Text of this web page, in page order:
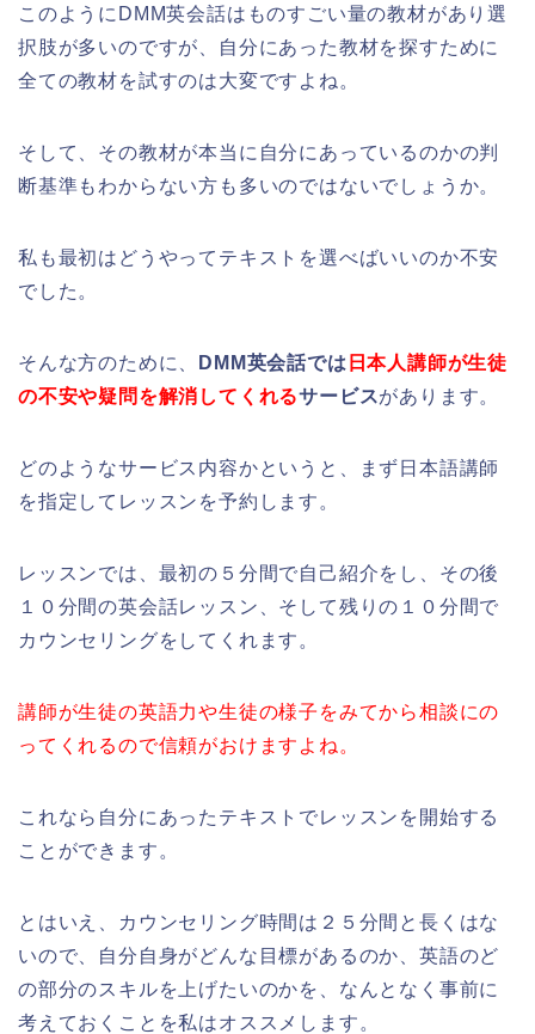
このようにDMM英会話はものすごい量の教材があり選
択肢が多いのですが、自分にあった教材を探すために
全ての教材を試すのは大変ですよね。
そして、その教材が本当に自分にあっているのかの判
断基準もわからない方も多いのではないでしょうか。
私も最初はどうやってテキストを選べばいいのか不安
でした。
そんな方のために、 DMM英会話では 日本人講師が生徒
の不安や疑問を解消してくれるサービスがあります。
どのようなサービス内容かというと、まず日本語講師
を指定してレッスンを予約します。
レッスンでは、最初の５分間で自己紹介をし、その後
１０分間の英会話レッスン、そして残りの１０分間で
カウンセリングをしてくれます。
講師が生徒の英語力や生徒の様子をみてから相談にの
ってくれるので信頼がおけますよね。
これなら自分にあったテキストでレッスンを開始する
ことができます。
とはいえ、カウンセリング時間は２５分間と長くはな
いので、自分自身がどんな目標があるのか、英語のど
の部分のスキルを上げたいのかを、なんとなく事前に
考えておくことを私はオススメします。